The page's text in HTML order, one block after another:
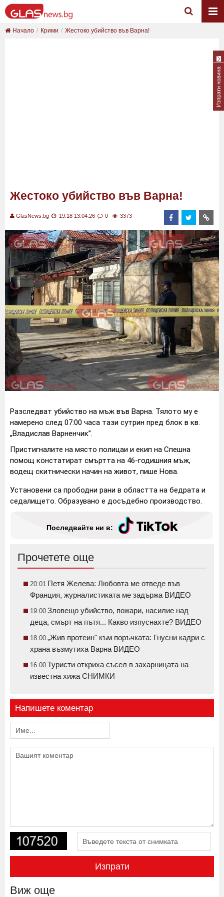
Начало Крими Жестоко убийство във Варна!
Жестоко убийство във Варна!
GlasNews.bg 19:18 13.04.26 0 3373
Разследват убийство на мъж във Варна. Тялото му е
намерено след 07:00 часа тази сутрин пред блок в кв.
„Владислав Варненчик”.
Пристигналите на място полицаи и екип на Спешна
помощ констатират смъртта на 46-годишния мъж,
водещ скитнически начин на живот, пише Нова.
Установени са прободни рани в областта на бедрата и
седалището. Образувано е досъдебно производство.
Последвайте ни в:
Прочетете още
20:01 Петя Желева: Любовта ме отведе във
Франция, журналистиката ме задържа ВИДЕО
19:00 Зловещо убийство, пожари, насилие над
деца, смърт на пътя... Какво изпуснахте? ВИДЕО
18:00 „Жив протеин" към поръчката: Гнусни кадри с
храна възмутиха Варна ВИДЕО
16:00 Туристи откриха съсел в захарницата на
известна хижа СНИМКИ
Напишете коментар
Изпрати новина